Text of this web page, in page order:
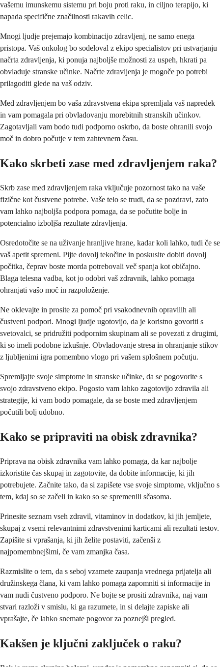
vašemu imunskemu sistemu pri boju proti raku, in ciljno terapijo, ki
napada specifične značilnosti rakavih celic.
Mnogi ljudje prejemajo kombinacijo zdravljenj, ne samo enega
pristopa. Vaš onkolog bo sodeloval z ekipo specialistov pri ustvarjanju
načrta zdravljenja, ki ponuja najboljše možnosti za uspeh, hkrati pa
obvladuje stranske učinke. Načrte zdravljenja je mogoče po potrebi
prilagoditi glede na vaš odziv.
Med zdravljenjem bo vaša zdravstvena ekipa spremljala vaš napredek
in vam pomagala pri obvladovanju morebitnih stranskih učinkov.
Zagotavljali vam bodo tudi podporno oskrbo, da boste ohranili svojo
moč in dobro počutje v tem zahtevnem času.
Kako skrbeti zase med zdravljenjem raka?
Skrb zase med zdravljenjem raka vključuje pozornost tako na vaše
fizične kot čustvene potrebe. Vaše telo se trudi, da se pozdravi, zato
vam lahko najboljša podpora pomaga, da se počutite bolje in
potencialno izboljša rezultate zdravljenja.
Osredotočite se na uživanje hranljive hrane, kadar koli lahko, tudi če se
vaš apetit spremeni. Pijte dovolj tekočine in poskusite dobiti dovolj
počitka, čeprav boste morda potrebovali več spanja kot običajno.
Blaga telesna vadba, kot jo odobri vaš zdravnik, lahko pomaga
ohranjati vašo moč in razpoloženje.
Ne oklevajte in prosite za pomoč pri vsakodnevnih opravilih ali
čustveni podpori. Mnogi ljudje ugotovijo, da je koristno govoriti s
svetovalci, se pridružiti podpornim skupinam ali se povezati z drugimi,
ki so imeli podobne izkušnje. Obvladovanje stresa in ohranjanje stikov
z ljubljenimi igra pomembno vlogo pri vašem splošnem počutju.
Spremljajte svoje simptome in stranske učinke, da se pogovorite s
svojo zdravstveno ekipo. Pogosto vam lahko zagotovijo zdravila ali
strategije, ki vam bodo pomagale, da se boste med zdravljenjem
počutili bolj udobno.
Kako se pripraviti na obisk zdravnika?
Priprava na obisk zdravnika vam lahko pomaga, da kar najbolje
izkoristite čas skupaj in zagotovite, da dobite informacije, ki jih
potrebujete. Začnite tako, da si zapišete vse svoje simptome, vključno s
tem, kdaj so se začeli in kako so se spremenili sčasoma.
Prinesite seznam vseh zdravil, vitaminov in dodatkov, ki jih jemljete,
skupaj z vsemi relevantnimi zdravstvenimi karticami ali rezultati testov.
Zapišite si vprašanja, ki jih želite postaviti, začenši z
najpomembnejšimi, če vam zmanjka časa.
Razmislite o tem, da s seboj vzamete zaupanja vrednega prijatelja ali
družinskega člana, ki vam lahko pomaga zapomniti si informacije in
vam nudi čustveno podporo. Ne bojte se prositi zdravnika, naj vam
stvari razloži v smislu, ki ga razumete, in si delajte zapiske ali
vprašajte, če lahko snemate pogovor za poznejši pregled.
Kakšen je ključni zaključek o raku?